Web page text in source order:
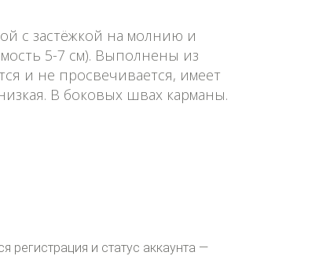
с застёжкой на молнию и
5-7 см). Выполнены из
и не просвечивается, имеет
В боковых швах карманы.
регистрация и статус аккаунта —